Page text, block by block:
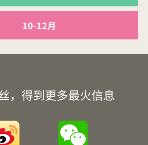
10-12月
，得到更多最火信息